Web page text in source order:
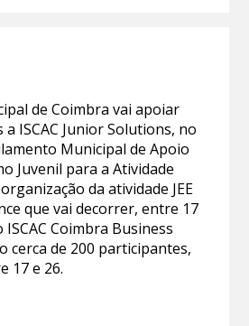
de Coimbra vai apoiar
a ISCAC Junior Solutions, no
Municipal de Apoio
Juvenil para a Atividade
da atividade JEE
que vai decorrer, entre 17
ISCAC Coimbra Business
cerca de 200 participantes,
17 e 26.